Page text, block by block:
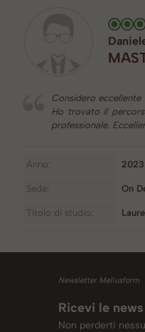
Considero
Ho trovato il
professionale.
Anno: 2023
Sede: On
Titolo di studio:
Newsletter Meliusform
Ricevi le
Non perderti